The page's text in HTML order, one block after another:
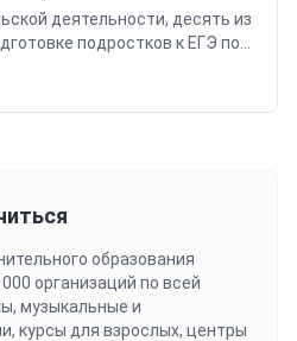
деятельности, десять из
подростков к ЕГЭ по
обширный опыт и
образования
организаций по всей
музыкальные и
курсы для взрослых, центры